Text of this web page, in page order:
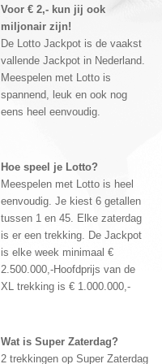
Voor € 2,- kun jij ook
miljonair zijn!
De Lotto Jackpot is de vaakst
vallende Jackpot in Nederland.
Meespelen met Lotto is
spannend, leuk en ook nog
eens heel eenvoudig.
Hoe speel je Lotto?
Meespelen met Lotto is heel
eenvoudig. Je kiest 6 getallen
tussen 1 en 45. Elke zaterdag
is er een trekking. De Jackpot
is elke week minimaal €
2.500.000,-Hoofdprijs van de
XL trekking is € 1.000.000,-
Wat is Super Zaterdag?
2 trekkingen op Super Zaterdag